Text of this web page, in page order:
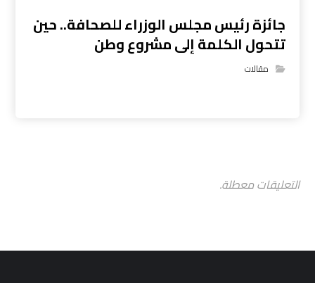
جائزة رئيس مجلس الوزراء للصحافة.. حين
تتحول الكلمة إلى مشروع وطن
مقالات
التعليقات معطلة.